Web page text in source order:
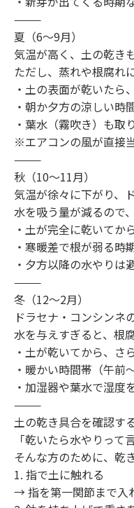
⸻
夏（6〜9月）
気温が高く、土の乾き
ただし、蒸れや根腐れ
・土の表面が乾いたら
・朝か夕方の涼しい時
・葉水（霧吹き）も取
※エアコンの風が直接
⸻
秋（10〜11月）
気温が徐々に下がり、
水を吸う量が減るので
・土が完全に乾いてか
・寒暖差で根が弱る時
・夕方以降の水やりは
⸻
冬（12〜2月）
ドラセナ・コンシンネ
水を与えすぎると、根
・土が乾いてから、さ
・暖かい時間帯（午前
・加湿器や葉水で湿度
⸻
土の乾き具合を確認す
「乾いたら水やりって
そんな方のために、乾
1. 指で土に触れる
→ 指を第一関節まで入